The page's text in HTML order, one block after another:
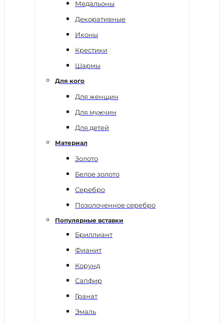
Медальоны
Декоративные
Иконы
Крестики
Шармы
Для кого
Для женщин
Для мужчин
Для детей
Материал
Золото
Белое золото
Серебро
Позолоченное серебро
Популярные вставки
Бриллиант
Фианит
Корунд
Сапфир
Гранат
Эмаль